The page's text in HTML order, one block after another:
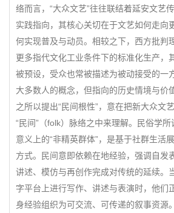
络而言，“大众文艺”往往联结着延安文艺
实践指向，其核心关切在于文艺如何走向
何实现普及与动员。相较之下，西方批判
更多指代文化工业条件下的标准化生产，
被预设，受众也常被描述为被动接受的一
大多数人的概念，但指向的历史情境与价
之所以提出“民间根性”，意在把新大众文
“民间”（folk）脉络之中来理解。民俗学
意义上的“非精英群体”，是基于社群生活
方式。民间意即依赖在地经验，强调自发
讲述、模仿与再创作完成对传统的延续。
字平台上进行写作、讲述与表演时，他们
身经验组织为可交流、可传递的叙事资源